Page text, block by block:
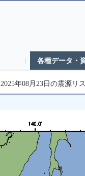
各種データ・
2025年08月23日の震源リ